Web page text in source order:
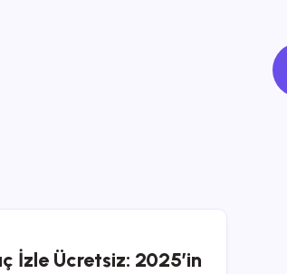
İzle Ücretsiz: 2025’in